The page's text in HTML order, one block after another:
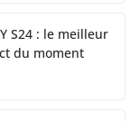
S24 : le meilleur
du moment